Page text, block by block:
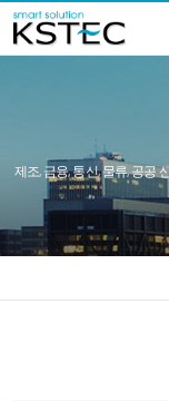
제조, 금융, 통신, 물류, 공공